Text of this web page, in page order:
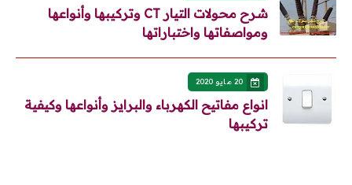
شرح محولات التيار CT وتركيبها وأنواعها
ومواصفاتها واختباراتها
20 مايو 2020
انواع مفاتيح الكهرباء والبرايز وأنواعها وكيفية
تركيبها